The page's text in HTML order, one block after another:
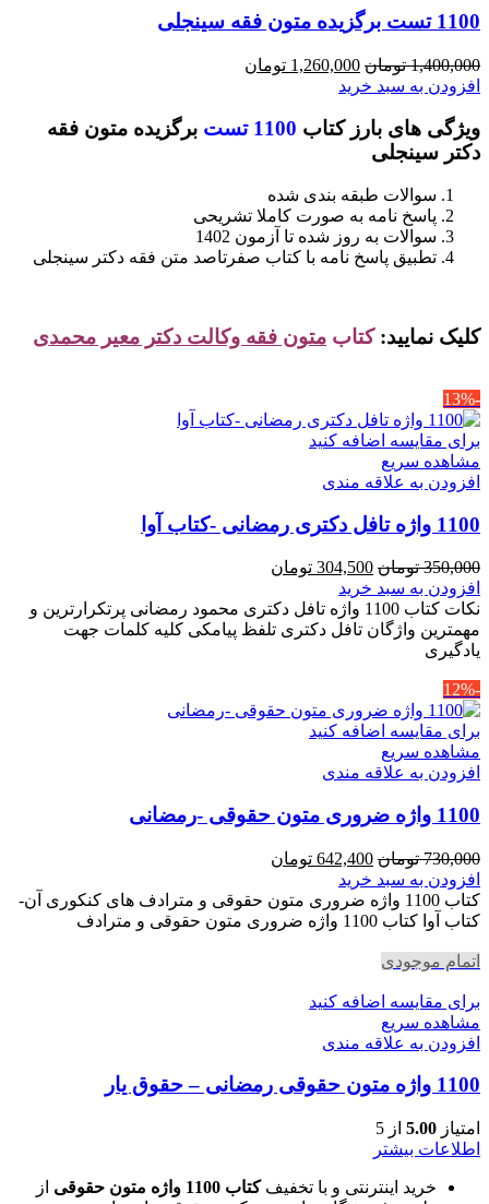
1100 تست برگزیده متون فقه سینجلی
1,400,000 تومان قیمت
اصلی
بود.
1,260,000 تومان
است.
افزودن به سبد خرید
ویژگی های بارز کتاب 1100 تست
برگزیده متون فقه
دکتر سینجلی
سوالات طبقه بندی شده
پاسخ نامه به صورت کاملا تشریحی
سوالات به روز شده تا آزمون 1402
تطبیق پاسخ نامه با کتاب صفرتاصد متن فقه دکتر سینجلی
کلیک نمایید: کتاب متون فقه وکالت دکتر معیر محمدی
-13%
برای مقایسه اضافه کنید
مشاهده سریع
افزودن به علاقه مندی
1100 واژه تافل دکتری رمضانی -کتاب آوا
350,000 تومان قیمت
اصلی
350,000 تومان
بود.
304,500 تومان
304,500 تومان
است.
افزودن به سبد خرید
نکات کتاب 1100 واژه تافل دکتری محمود رمضانی پرتکرارترین و
مهمترین واژگان تافل دکتری تلفظ پیامکی کلیه کلمات جهت
یادگیری
-12%
برای مقایسه اضافه کنید
مشاهده سریع
افزودن به علاقه مندی
1100 واژه ضروری متون حقوقی -رمضانی
730,000 تومان قیمت
اصلی
730,000 تومان
بود.
642,400 تومان
642,400 تومان
است.
افزودن به سبد خرید
کتاب 1100 واژه ضروری متون حقوقی و مترادف های کنکوری آن-
کتاب آوا کتاب 1100 واژه ضروری متون حقوقی و مترادف
اتمام موجودی
برای مقایسه اضافه کنید
مشاهده سریع
افزودن به علاقه مندی
1100 واژه متون حقوقی رمضانی – حقوق یار
امتیاز 5.00 از 5
اطلاعات بیشتر
خرید اینترنتی و با تخفیفکتاب 1100 واژه متون حقوقی
از